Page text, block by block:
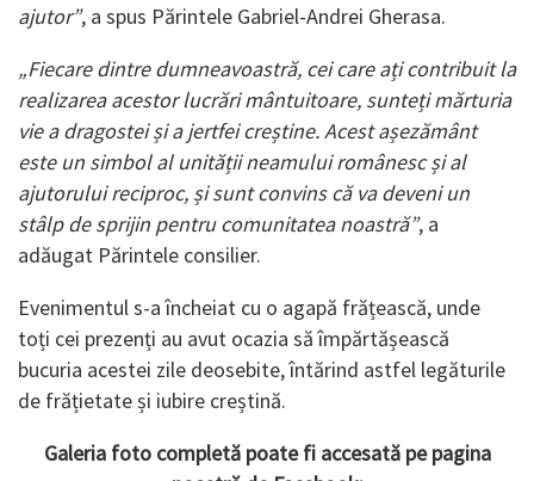
ajutor”, a spus Părintele Gabriel-Andrei Gherasa.
„Fiecare dintre dumneavoastră, cei care ați contribuit la
realizarea acestor lucrări mântuitoare, sunteți mărturia
vie a dragostei și a jertfei creștine. Acest așezământ
este un simbol al unității neamului românesc și al
ajutorului reciproc, și sunt convins că va deveni un
stâlp de sprijin pentru comunitatea noastră”, a
adăugat Părintele consilier.
Evenimentul s-a încheiat cu o agapă frățească, unde
toți cei prezenți au avut ocazia să împărtășească
bucuria acestei zile deosebite, întărind astfel legăturile
de frățietate și iubire creștină.
Galeria foto completă poate fi accesată pe pagina